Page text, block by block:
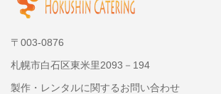
〒003-0876
札幌市白石区東米里2093－194
製作・レンタルに関するお問い合わせ